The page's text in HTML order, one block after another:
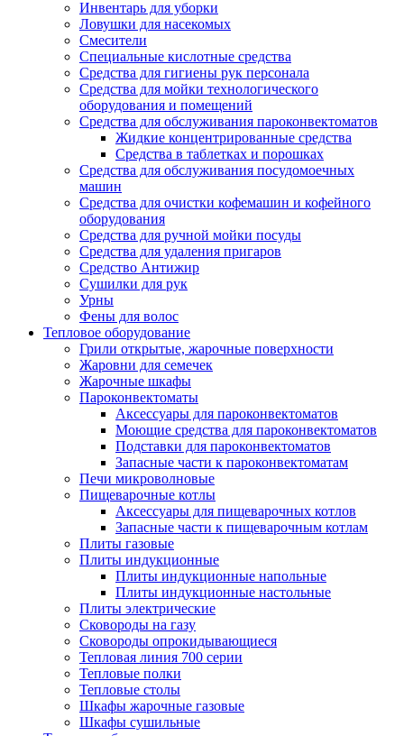
Инвентарь для уборки
Ловушки для насекомых
Смесители
Специальные кислотные средства
Средства для гигиены рук персонала
Средства для мойки технологического
оборудования и помещений
Средства для обслуживания пароконвектоматов
Жидкие концентрированные средства
Средства в таблетках и порошках
Средства для обслуживания посудомоечных
машин
Средства для очистки кофемашин и кофейного
оборудования
Средства для ручной мойки посуды
Средства для удаления пригаров
Средство Антижир
Сушилки для рук
Урны
Фены для волос
Тепловое оборудование
Грили открытые, жарочные поверхности
Жаровни для семечек
Жарочные шкафы
Пароконвектоматы
Аксессуары для пароконвектоматов
Моющие средства для пароконвектоматов
Подставки для пароконвектоматов
Запасные части к пароконвектоматам
Печи микроволновые
Пищеварочные котлы
Аксессуары для пищеварочных котлов
Запасные части к пищеварочным котлам
Плиты газовые
Плиты индукционные
Плиты индукционные напольные
Плиты индукционные настольные
Плиты электрические
Сковороды на газу
Сковороды опрокидывающиеся
Тепловая линия 700 серии
Тепловые полки
Тепловые столы
Шкафы жарочные газовые
Шкафы сушильные